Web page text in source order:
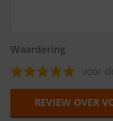
Waardering
voor
REVIEW OVER